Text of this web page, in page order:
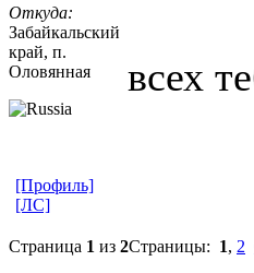
Откуда:
Забайкальски​й
край, п.
Оловянная
всех
[Профиль]
[ЛС]
Страница 1 из 2Страницы: 1, 2